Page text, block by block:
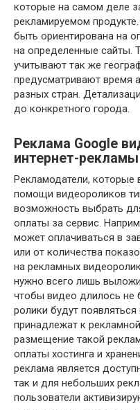
которые на самом деле
рекламируемом продукте.
быть ориентирована на
на определенные сайты.
учитывают так же
предусматривают время
разных стран.
до конкретного города.
Реклама Google
интернет-рекламы
Рекламодатели, которые
помощи видеороликов
возможность выбрать
оплаты за сервис.
может оплачиваться в
или от количества
на рекламных
нужно всего лишь
чтобы видео длилось не
ролики будут
принадлежат к
размещение такой
оплаты хостинга и
реклама является
так и для небольших
пользователи